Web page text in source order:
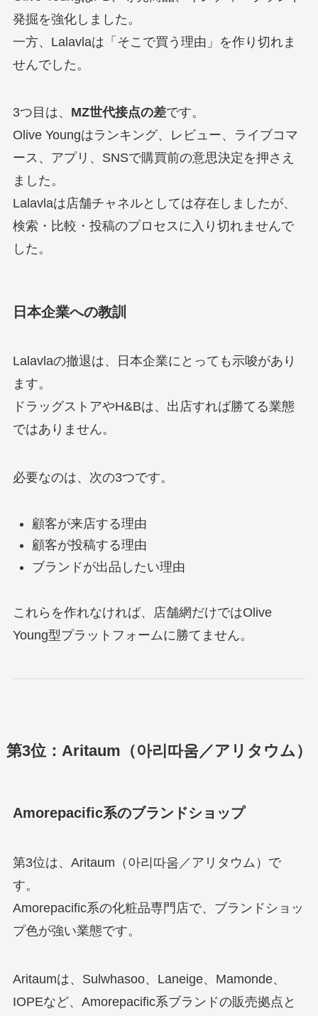
発掘を強化しました。
一方、Lalavlaは「そこで買う理由」を作り切れま
せんでした。
3つ目は、 MZ世代接点の差です。
Olive Youngはランキング、レビュー、ライブコマ
ース、アプリ、SNSで購買前の意思決定を押さえ
ました。
Lalavlaは店舗チャネルとしては存在しましたが、
検索・比較・投稿のプロセスに入り切れませんで
した。
日本企業への教訓
Lalavlaの撤退は、日本企業にとっても示唆があり
ます。
ドラッグストアやH&Bは、出店すれば勝てる業態
ではありません。
必要なのは、次の3つです。
顧客が来店する理由
顧客が投稿する理由
ブランドが出品したい理由
これらを作れなければ、店舗網だけではOlive
Young型プラットフォームに勝てません。
第3位：Aritaum（아리따움／アリタウム）
Amorepacific系のブランドショップ
第3位は、Aritaum（아리따움／アリタウム）で
す。
Amorepacific系の化粧品専門店で、ブランドショッ
プ色が強い業態です。
Aritaumは、Sulwhasoo、Laneige、Mamonde、
IOPEなど、Amorepacific系ブランドの販売拠点と